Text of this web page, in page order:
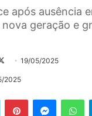
após ausência
geração e
Follow19/05/2025
2025
LinkedinPinterest